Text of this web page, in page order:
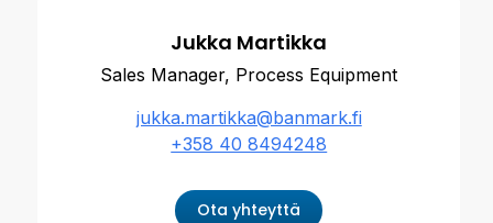
Jukka Martikka
Sales Manager, Process Equipment
jukka.martikka@banmark.fi
+358 40 8494248
Ota yhteyttä